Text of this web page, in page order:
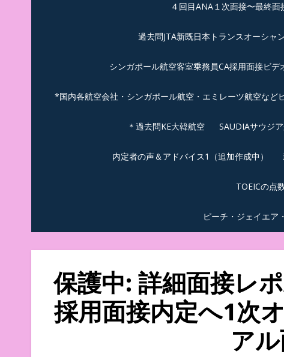
４回目ANA１次面接〜最終
過去問JTA新既日本トランスオーシャ
シンガポール航空客室乗務員CA採用面接ビデ
*国内各航空会社・シンガポール航空・エミレーツ航空など
＊過去問KE大韓航空 SAUDIAサウジ
内定者の声＆アドバイス1（追加作成中）
TOEICの点
ピーチ・ジェイエ
保護中: 詳細面接レ
採用面接内定へ1次
ア